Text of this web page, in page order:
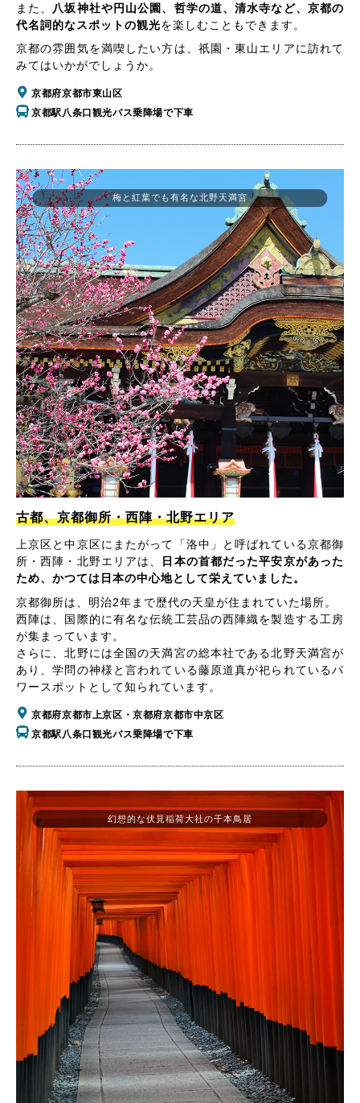
また、
八坂神社や円山公園、哲学の道、清水寺など、京都の
代名詞的なスポットの観光を楽しむこともできます。
京都の雰囲気を満喫したい方は、祇園・東山エリアに訪れて
みてはいかがでしょうか。
京都府京都市東山区
京都駅八条口観光バス乗降場で下車
梅と紅葉でも有名な北野天満宮
古都、京都御所・西陣・北野エリア
上京区と中京区にまたがって「洛中」と呼ばれている京都御
所・西陣・北野エリアは、
日本の首都だった平安京があった
ため、かつては日本の中心地として栄えていました。
京都御所は、明治2年まで歴代の天皇が住まれていた場所。
西陣は、国際的に有名な伝統工芸品の西陣織を製造する工房
が集まっています。
さらに、北野には全国の天満宮の総本社である北野天満宮が
あり、学問の神様と言われている藤原道真が祀られているパ
ワースポットとして知られています。
京都府京都市上京区・京都府京都市中京区
京都駅八条口観光バス乗降場で下車
幻想的な伏見稲荷大社の千本鳥居